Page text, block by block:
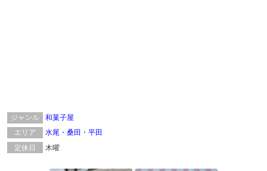
ジャンル
和菓子屋
エリア
水尾・桑田・平田
定休日
木曜